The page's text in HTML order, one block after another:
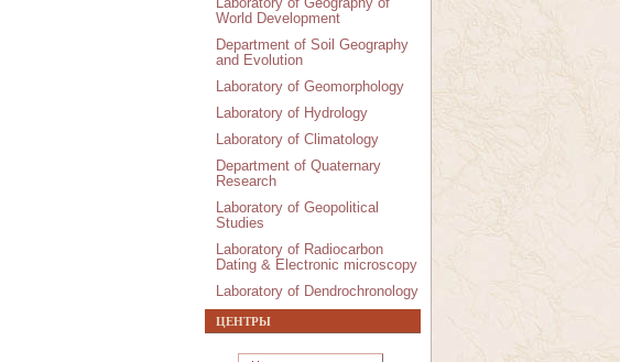
World Development
Department of Soil Geography
and Evolution
Laboratory of Geomorphology
Laboratory of Hydrology
Laboratory of Climatology
Department of Quaternary
Research
Laboratory of Geopolitical
Studies
Laboratory of Radiocarbon
Dating & Electronic microscopy
Laboratory of Dendrochronology
ЦЕНТРЫ